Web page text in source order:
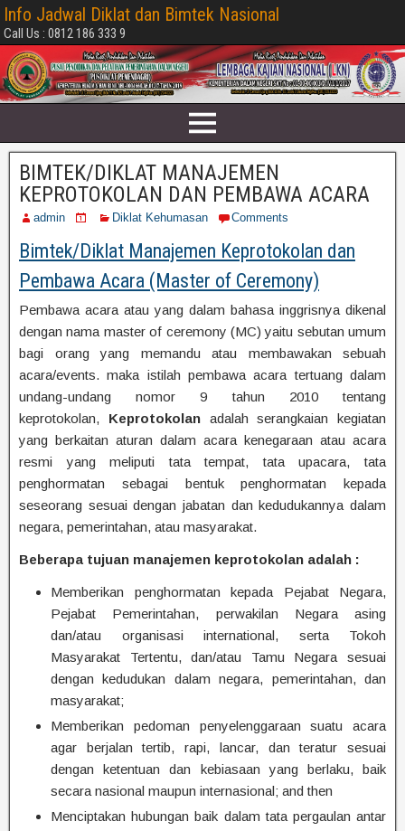
Info Jadwal Diklat dan Bimtek Nasional
Call Us : 0812 186 333 9
BIMTEK/DIKLAT MANAJEMEN
KEPROTOKOLAN DAN PEMBAWA ACARA
admin Diklat Kehumasan Comments
Bimtek/Diklat Manajemen Keprotokolan dan
Pembawa Acara (Master of Ceremony)
Pembawa acara atau yang dalam bahasa inggrisnya dikenal
dengan nama master of ceremony (MC) yaitu sebutan umum
bagi orang yang memandu atau membawakan sebuah
acara/events. maka istilah pembawa acara tertuang dalam
undang-undang nomor 9 tahun 2010 tentang
keprotokolan, Keprotokolanadalah serangkaian kegiatan
yang berkaitan aturan dalam acara kenegaraan atau acara
resmi yang meliputi tata tempat, tata upacara, tata
penghormatan sebagai bentuk penghormatan kepada
seseorang sesuai dengan jabatan dan kedudukannya dalam
negara, pemerintahan, atau masyarakat.
Beberapa tujuan manajemen keprotokolan adalah :
Memberikan penghormatan kepada Pejabat Negara,
Pejabat Pemerintahan, perwakilan Negara asing
dan/atau organisasi international, serta Tokoh
Masyarakat Tertentu, dan/atau Tamu Negara sesuai
dengan kedudukan dalam negara, pemerintahan, dan
masyarakat;
Memberikan pedoman penyelenggaraan suatu acara
agar berjalan tertib, rapi, lancar, dan teratur sesuai
dengan ketentuan dan kebiasaan yang berlaku, baik
secara nasional maupun internasional; and then
Menciptakan hubungan baik dalam tata pergaulan antar